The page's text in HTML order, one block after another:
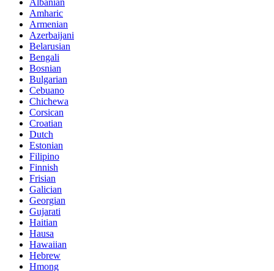
Amharic
Armenian
Azerbaijani
Belarusian
Bengali
Bosnian
Bulgarian
Cebuano
Chichewa
Corsican
Croatian
Dutch
Estonian
Filipino
Finnish
Frisian
Galician
Georgian
Gujarati
Haitian
Hausa
Hawaiian
Hebrew
Hmong